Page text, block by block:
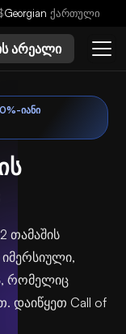
Georgian ქართული
არეალი
ᲘᲐᲜᲘ
თამაშის
იმერსიული,
რომელიც
დაიწყეთ Call of